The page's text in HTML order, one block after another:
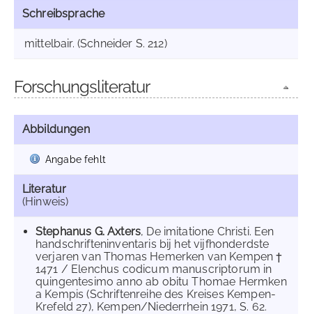
Schreibsprache
mittelbair. (Schneider S. 212)
Forschungsliteratur
Abbildungen
Angabe fehlt
Literatur
(Hinweis)
Stephanus G. Axters, De imitatione Christi. Een
handschrifteninventaris bij het vijfhonderdste
verjaren van Thomas Hemerken van Kempen †
1471 / Elenchus codicum manuscriptorum in
quingentesimo anno ab obitu Thomae Hermken
a Kempis (Schriftenreihe des Kreises Kempen-
Krefeld 27), Kempen/Niederrhein 1971, S. 62.